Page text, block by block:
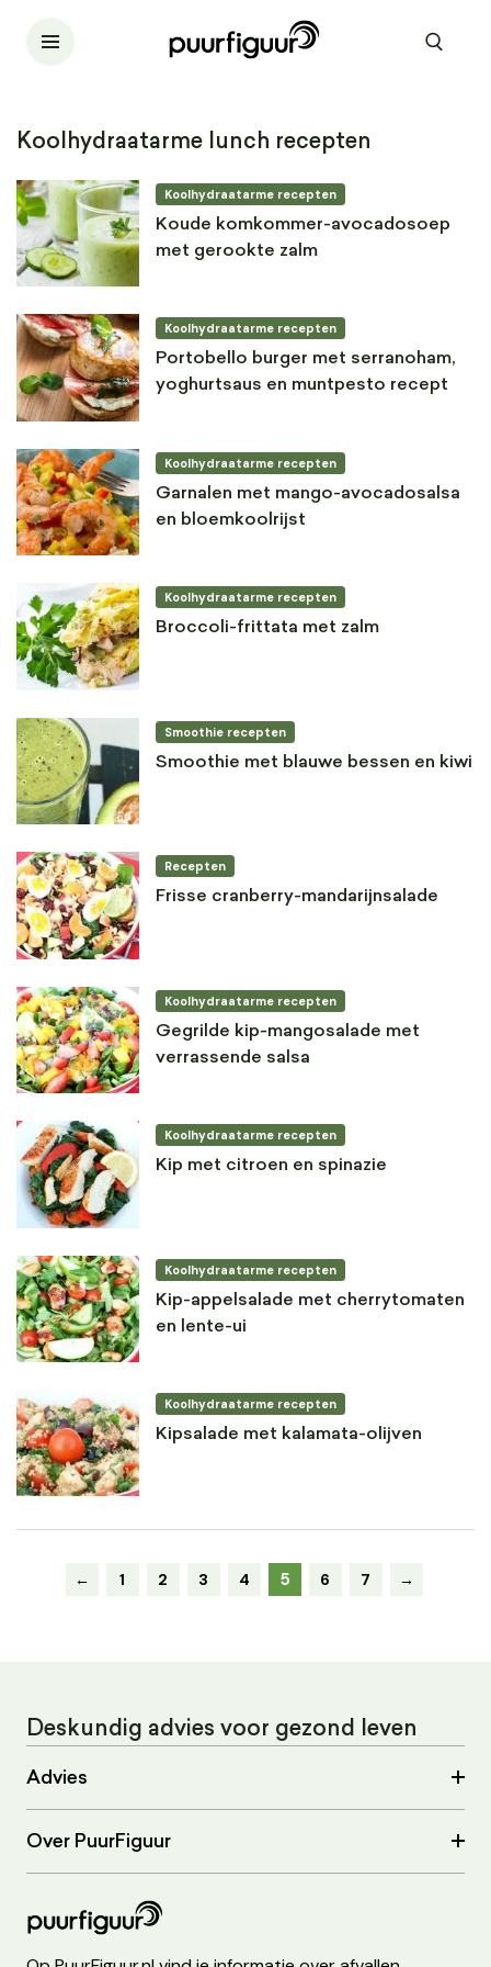
Koolhydraatarme lunch recepten
Koolhydraatarme recepten
Koude komkommer-avocadosoep
met gerookte zalm
Koolhydraatarme recepten
Portobello burger met serranoham,
yoghurtsaus en muntpesto recept
Koolhydraatarme recepten
Garnalen met mango-avocadosalsa
en bloemkoolrijst
Koolhydraatarme recepten
Broccoli-frittata met zalm
Smoothie recepten
Smoothie met blauwe bessen en kiwi
Recepten
Frisse cranberry-mandarijnsalade
Koolhydraatarme recepten
Gegrilde kip-mangosalade met
verrassende salsa
Koolhydraatarme recepten
Kip met citroen en spinazie
Koolhydraatarme recepten
Kip-appelsalade met cherrytomaten
en lente-ui
Koolhydraatarme recepten
Kipsalade met kalamata-olijven
← 1 2 3 4 5 6 7 →
Deskundig advies voor gezond leven
Advies
Over PuurFiguur